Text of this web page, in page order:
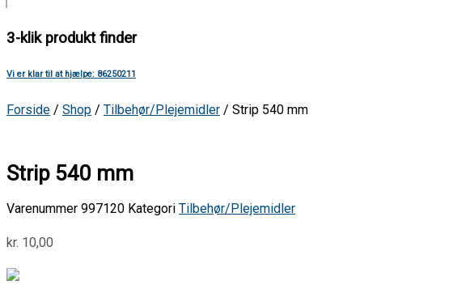
3-klik produkt finder
Vi er klar til at hjælpe: 86250211
Forside / Shop / Tilbehør/Plejemidler / Strip 540 mm
Strip 540 mm
Varenummer 997120 Kategori Tilbehør/Plejemidler
kr. 10,00